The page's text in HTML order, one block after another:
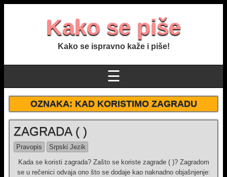
Kako se piše
Kako se ispravno kaže i piše!
☰
OZNAKA:KAD KORISTIMO ZAGRADU
ZAGRADA ( )
Pravopis
Srpski Jezik
Kada se koristi zagrada? Zašto se koriste zagrade ( )? Zagradom
se u rečenici odvaja ono što se dodaje kao naknadno objašnjenje: